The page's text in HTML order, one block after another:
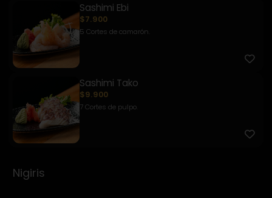
Sashimi Ebi
$7.900
5 Cortes de camarón.
Sashimi Tako
$9.900
7 Cortes de pulpo.
Nigiris